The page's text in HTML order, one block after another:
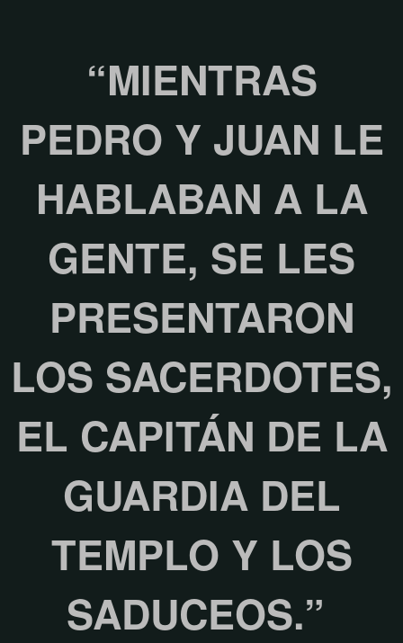
“MIENTRAS
PEDRO Y JUAN LE
HABLABAN A LA
GENTE, SE LES
PRESENTARON
LOS SACERDOTES,
EL CAPITÁN DE LA
GUARDIA DEL
TEMPLO Y LOS
SADUCEOS.”